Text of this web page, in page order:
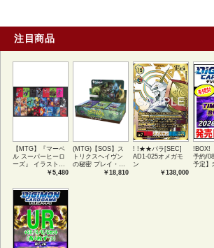
注目商品
【MTG】『マーベ
ル スーパーヒーロ
ーズ』 イラストコ
レクション 54種コ
アートカード(JPN)
￥5,480
(MTG)【SOS】ス
トリクスヘイヴン
の秘密 プレイ・ブ
ースター1BOX日本
￥18,810
! !★★パラ[SEC]
AD1-025オメガモ
ン
￥138,000
!BOX!
予約/
予定】